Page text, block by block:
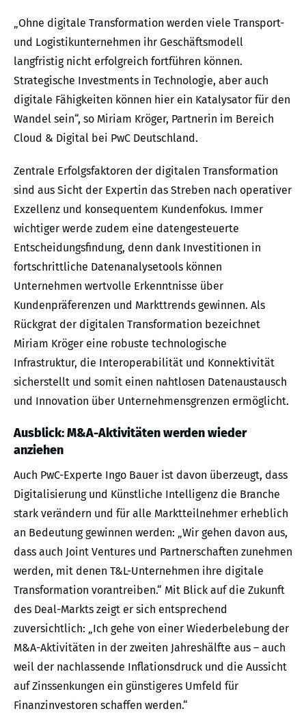
„Ohne digitale Transformation werden viele Transport-
und Logistikunternehmen ihr Geschäftsmodell
langfristig nicht erfolgreich fortführen können.
Strategische Investments in Technologie, aber auch
digitale Fähigkeiten können hier ein Katalysator für den
Wandel sein“, so Miriam Kröger, Partnerin im Bereich
Cloud & Digital bei PwC Deutschland.
Zentrale Erfolgsfaktoren der digitalen Transformation
sind aus Sicht der Expertin das Streben nach operativer
Exzellenz und konsequentem Kundenfokus. Immer
wichtiger werde zudem eine datengesteuerte
Entscheidungsfindung, denn dank Investitionen in
fortschrittliche Datenanalysetools können
Unternehmen wertvolle Erkenntnisse über
Kundenpräferenzen und Markttrends gewinnen. Als
Rückgrat der digitalen Transformation bezeichnet
Miriam Kröger eine robuste technologische
Infrastruktur, die Interoperabilität und Konnektivität
sicherstellt und somit einen nahtlosen Datenaustausch
und Innovation über Unternehmensgrenzen ermöglicht.
Ausblick: M&A-Aktivitäten werden wieder
anziehen
Auch PwC-Experte Ingo Bauer ist davon überzeugt, dass
Digitalisierung und Künstliche Intelligenz die Branche
stark verändern und für alle Marktteilnehmer erheblich
an Bedeutung gewinnen werden: „Wir gehen davon aus,
dass auch Joint Ventures und Partnerschaften zunehmen
werden, mit denen T&L-Unternehmen ihre digitale
Transformation vorantreiben.“ Mit Blick auf die Zukunft
des Deal-Markts zeigt er sich entsprechend
zuversichtlich: „Ich gehe von einer Wiederbelebung der
M&A-Aktivitäten in der zweiten Jahreshälfte aus – auch
weil der nachlassende Inflationsdruck und die Aussicht
auf Zinssenkungen ein günstigeres Umfeld für
Finanzinvestoren schaffen werden.“